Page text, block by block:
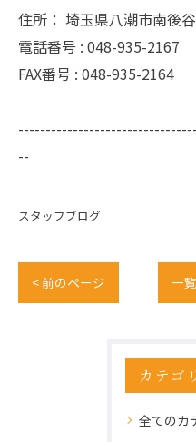
住所： 埼玉県八潮市南後
電話番号 : 048-935-2167
FAX番号 : 048-935-2164
--
スタッフブログ
< 前のページ 一
カテゴ
全てのカ